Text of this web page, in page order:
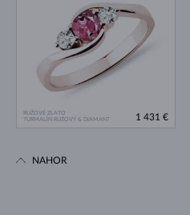
RUŽOVÉ ZLATO
TURMALÍN RUŽOVÝ & DIAMANT
1 431 €
NAHOR